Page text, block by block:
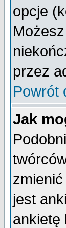
opcje
przez
Powrót
Jak
jest
ankietę